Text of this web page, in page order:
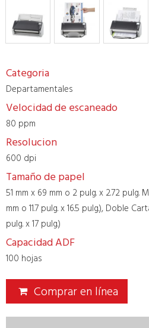
Categoria
Departamentales
Velocidad de escaneado
80 ppm
Resolucion
600 dpi
Tamaño de papel
51 mm x 69 mm o 2 pulg. x 2.72 pulg.
mm o 11.7 pulg. x 16.5 pulg.), Doble
pulg. x 17 pulg.)
Capacidad ADF
100 hojas
Comprar en línea